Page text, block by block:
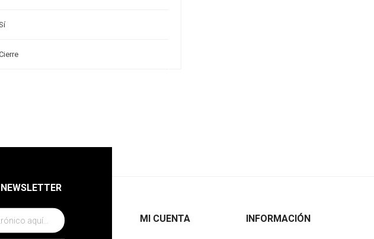
MI CUENTA INFORMACIÓN